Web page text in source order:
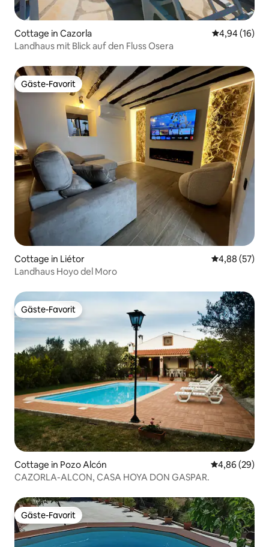
Cottage in Cazorla
4,94 (16)
Landhaus mit Blick auf den Fluss Osera
Gäste-Favorit
Gäste-Favorit
Cottage in Liétor
4,88 (57)
Landhaus Hoyo del Moro
Gäste-Favorit
Gäste-Favorit
Cottage in Pozo Alcón
4,86 (29)
CAZORLA-ALCON, CASA HOYA DON GASPAR.
Gäste-Favorit
Gäste-Favorit